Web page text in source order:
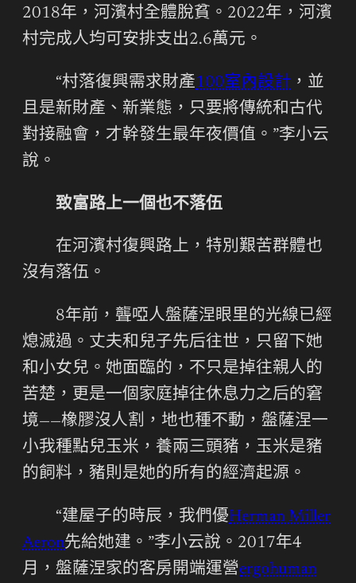
2018年，河濱村全體脫貧。2022年，河濱
村完成人均可安排支出2.6萬元。
“村落復興需求財產100室內設計 ，並
且是新財產、新業態，只要將傳統和古代
對接融會，才幹發生最年夜價值。”李小云
說。
致富路上一個也不落伍
在河濱村復興路上，特別艱苦群體也
沒有落伍。
8年前，聾啞人盤薩涅眼里的光線已經
熄滅過。丈夫和兒子先后往世，只留下她
和小女兒。她面臨的，不只是掉往親人的
苦楚，更是一個家庭掉往休息力之后的窘
境——橡膠沒人割，地也種不動，盤薩涅一
小我種點兒玉米，養兩三頭豬，玉米是豬
的飼料，豬則是她的所有的經濟起源。
“建屋子的時辰，我們優Herman Miller
Aeron先給她建。”李小云說。2017年4
月，盤薩涅家的客房開端運營ergohuman